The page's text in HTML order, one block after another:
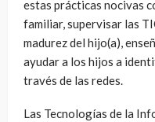
estas prácticas nocivas
familiar, supervisar las
madurez del hijo(a),
ayudar a los hijos a
través de las redes.
Las Tecnologías de la